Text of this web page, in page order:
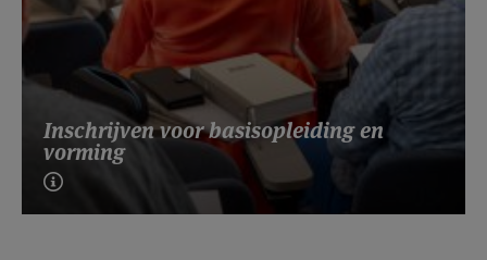
Inschrijven voor basisopleiding en
vorming